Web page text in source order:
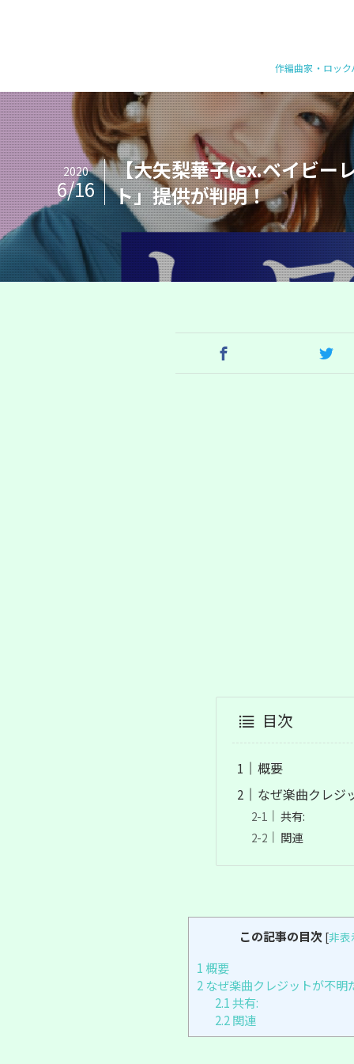
作編曲家・ロッ
【大矢梨華子(ex.ベイビー
ト」提供が判明！
2020
6/16
目次
概要
なぜ楽曲クレジ
共有:
関連
この記事の目次 [非表
1 概要
2 なぜ楽曲クレジットが不明
2.1共有:
2.2関連